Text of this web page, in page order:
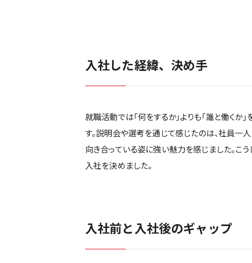
入社した経緯、決め手
就職活動では「何をするか」よりも「誰と働く
す。説明会や選考を通じて感じたのは、社員一
向き合っている姿に強い魅力を感じました。こ
入社を決めました。
入社前と入社後のギャップ